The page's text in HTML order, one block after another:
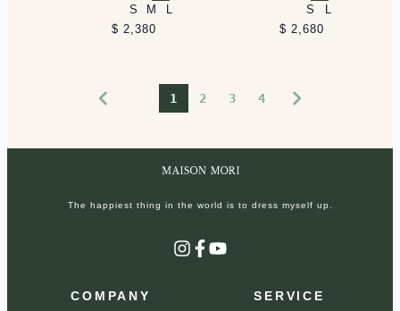
S M
$ 2,380
S
$ 2,680
1 2 3 4
The happiest thing in the world is to dress myself up.
Instagram
Facebook
YouTube
COMPANY SERVICE